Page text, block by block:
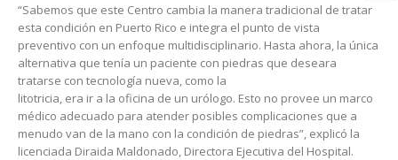
“Sabemos que este Centro cambia la manera tradicional de tratar
esta condición en Puerto Rico e integra el punto de vista
preventivo con un enfoque multidisciplinario. Hasta ahora, la única
alternativa que tenía un paciente con piedras que deseara
tratarse con tecnología nueva, como la
litotricia, era ir a la oficina de un urólogo. Esto no provee un marco
médico adecuado para atender posibles complicaciones que a
menudo van de la mano con la condición de piedras”, explicó la
licenciada Diraida Maldonado, Directora Ejecutiva del Hospital.